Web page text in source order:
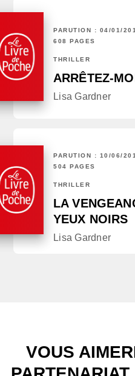
PARUTION : 04/01/
608 PAGES
THRILLER
ARRÊTEZ-
Lisa Gardner
PARUTION : 10/06/
504 PAGES
THRILLER
LA
YEUX NOIRS
Lisa Gardner
VOUS